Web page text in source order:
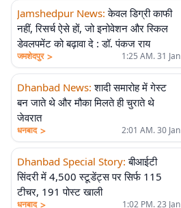
Jamshedpur News: केवल डिग्री काफी
नहीं, रिसर्च ऐसे हों, जो इनोवेशन और स्किल
डेवलपमेंट को बढ़ावा दे : डॉ. पंकज राय
जमशेदपुर > 1:25 AM. 31 Jan
Dhanbad News: शादी समारोह में गेस्ट
बन जाते थे और मौका मिलते ही चुराते थे
जेवरात
धनबाद > 2:01 AM. 30 Jan
Dhanbad Special Story: बीआईटी
सिंदरी में 4,500 स्टूडेंट्स पर सिर्फ 115
टीचर, 191 पोस्ट खाली
धनबाद > 1:02 PM. 23 Jan